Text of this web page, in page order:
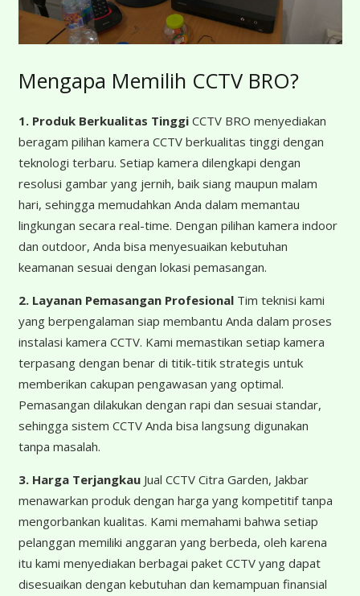
Mengapa Memilih CCTV BRO?
1. Produk Berkualitas TinggiCCTV BRO menyediakan
beragam pilihan kamera CCTV berkualitas tinggi dengan
teknologi terbaru. Setiap kamera dilengkapi dengan
resolusi gambar yang jernih, baik siang maupun malam
hari, sehingga memudahkan Anda dalam memantau
lingkungan secara real-time. Dengan pilihan kamera indoor
dan outdoor, Anda bisa menyesuaikan kebutuhan
keamanan sesuai dengan lokasi pemasangan.
2. Layanan Pemasangan ProfesionalTim teknisi kami
yang berpengalaman siap membantu Anda dalam proses
instalasi kamera CCTV. Kami memastikan setiap kamera
terpasang dengan benar di titik-titik strategis untuk
memberikan cakupan pengawasan yang optimal.
Pemasangan dilakukan dengan rapi dan sesuai standar,
sehingga sistem CCTV Anda bisa langsung digunakan
tanpa masalah.
3. Harga TerjangkauJual CCTV Citra Garden, Jakbar
menawarkan produk dengan harga yang kompetitif tanpa
mengorbankan kualitas. Kami memahami bahwa setiap
pelanggan memiliki anggaran yang berbeda, oleh karena
itu kami menyediakan berbagai paket CCTV yang dapat
disesuaikan dengan kebutuhan dan kemampuan finansial